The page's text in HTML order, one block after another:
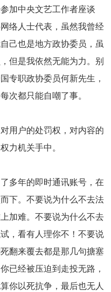
加中央文艺工作者座谈
络人士代表，虽然我曾经
己也是地方政协委员，虽
但是我依然无能为力。别
专职政协委员何新先生，
次都只能自嘲了事。
用户的处罚权，对内容的
力机关手中。
多年的即时通讯账号，在
下。不要说为什么不去法
加难。不要说为什么不去
，看有人理你不！不要说
翻来覆去都是那几句搪塞
已经被压迫到走投无路，
你以死抗争，最后也无人